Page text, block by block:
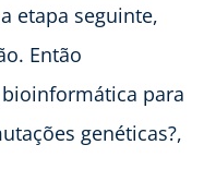
etapa seguinte,
Então
para
genéticas?,